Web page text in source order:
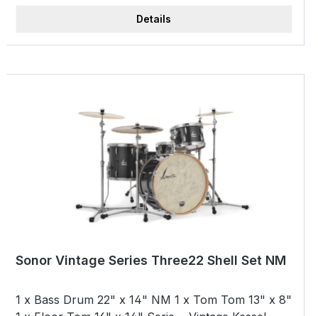
Details
Sonor Vintage Series Three22 Shell Set NM
1 x Bass Drum 22" x 14" NM 1 x Tom Tom 13" x 8"